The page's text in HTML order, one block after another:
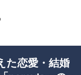
た恋愛・結婚